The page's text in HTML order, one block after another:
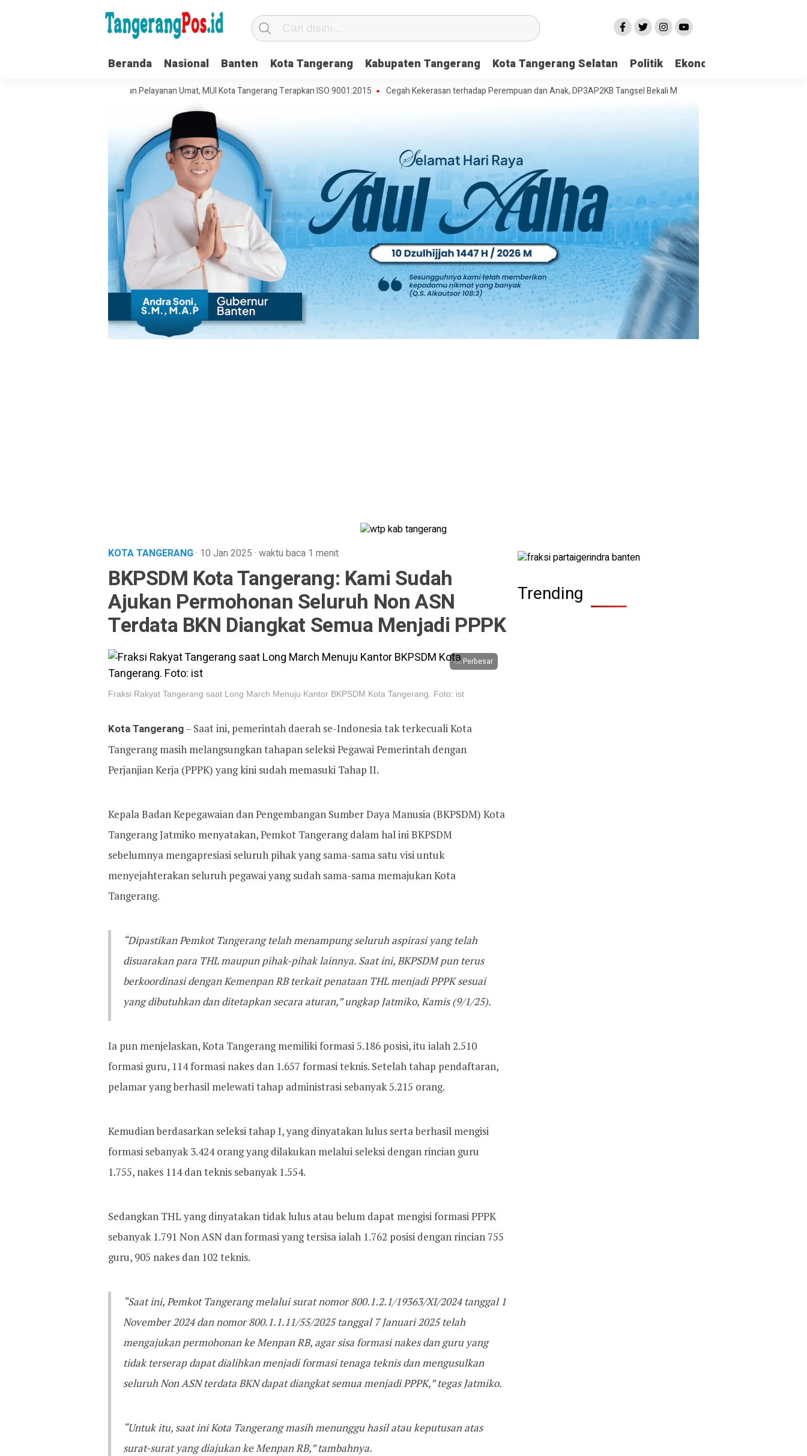
Beranda Nasional Banten Kota Tangerang Kabupaten Tangerang Kota Tangerang Selatan Politik Ekonomi
Tata Kelola Organisasi dan Pelayanan Umat, MUI Kota Tangerang Terapkan ISO 9001:2015 Cegah Kekerasan terhadap Perempuan dan Anak, DP3AP2KB Tangsel Bekali Masyarakat Manajemen Stres dan Dukungan
KOTA TANGERANG· 10 Jan 2025 · waktu baca 1 menit
BKPSDM Kota Tangerang: Kami Sudah
Ajukan Permohonan Seluruh Non ASN
Terdata BKN Diangkat Semua Menjadi PPPK
Perbesar
Fraksi Rakyat Tangerang saat Long March Menuju Kantor BKPSDM Kota Tangerang. Foto: ist
Kota Tangerang– Saat ini, pemerintah daerah se-Indonesia tak terkecuali Kota
Tangerang masih melangsungkan tahapan seleksi Pegawai Pemerintah dengan
Perjanjian Kerja (PPPK) yang kini sudah memasuki Tahap II.
Kepala Badan Kepegawaian dan Pengembangan Sumber Daya Manusia (BKPSDM) Kota
Tangerang Jatmiko menyatakan, Pemkot Tangerang dalam hal ini BKPSDM
sebelumnya mengapresiasi seluruh pihak yang sama-sama satu visi untuk
menyejahterakan seluruh pegawai yang sudah sama-sama memajukan Kota
Tangerang.
“Dipastikan Pemkot Tangerang telah menampung seluruh aspirasi yang telah
disuarakan para THL maupun pihak-pihak lainnya. Saat ini, BKPSDM pun terus
berkoordinasi dengan Kemenpan RB terkait penataan THL menjadi PPPK sesuai
yang dibutuhkan dan ditetapkan secara aturan,” ungkap Jatmiko, Kamis (9/1/25).
Ia pun menjelaskan, Kota Tangerang memiliki formasi 5.186 posisi, itu ialah 2.510
formasi guru, 114 formasi nakes dan 1.657 formasi teknis. Setelah tahap pendaftaran,
pelamar yang berhasil melewati tahap administrasi sebanyak 5.215 orang.
Kemudian berdasarkan seleksi tahap I, yang dinyatakan lulus serta berhasil mengisi
formasi sebanyak 3.424 orang yang dilakukan melalui seleksi dengan rincian guru
1.755, nakes 114 dan teknis sebanyak 1.554.
Sedangkan THL yang dinyatakan tidak lulus atau belum dapat mengisi formasi PPPK
sebanyak 1.791 Non ASN dan formasi yang tersisa ialah 1.762 posisi dengan rincian 755
guru, 905 nakes dan 102 teknis.
“Saat ini, Pemkot Tangerang melalui surat nomor 800.1.2.1/19363/XI/2024 tanggal 1
November 2024 dan nomor 800.1.1.11/55/2025 tanggal 7 Januari 2025 telah
mengajukan permohonan ke Menpan RB, agar sisa formasi nakes dan guru yang
tidak terserap dapat dialihkan menjadi formasi tenaga teknis dan mengusulkan
seluruh Non ASN terdata BKN dapat diangkat semua menjadi PPPK,” tegas Jatmiko.
“Untuk itu, saat ini Kota Tangerang masih menunggu hasil atau keputusan atas
surat-surat yang diajukan ke Menpan RB,” tambahnya.
Trending